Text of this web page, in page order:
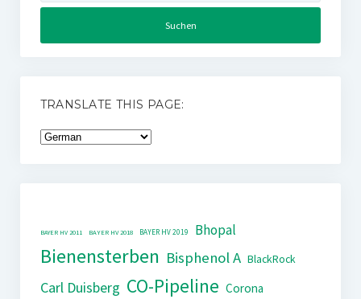
TRANSLATE THIS PAGE:
BAYER HV 2011 BAYER HV 2018 BAYER HV 2019 Bhopal
Bienensterben Bisphenol A BlackRock
Carl Duisberg CO-Pipeline Corona